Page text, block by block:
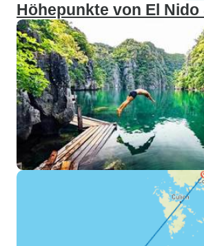
Höhepunkte von El Nido